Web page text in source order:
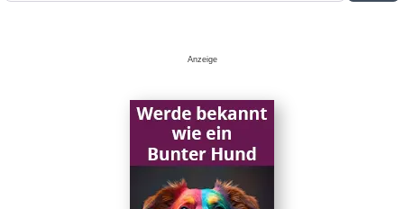
Anzeige